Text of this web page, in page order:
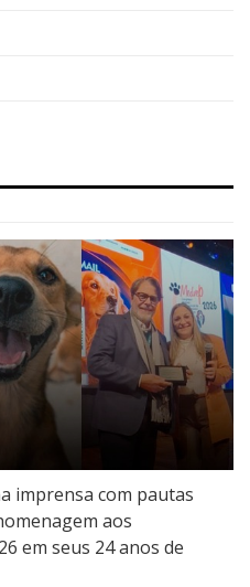
imprensa com pautas
aos
em seus 24 anos de